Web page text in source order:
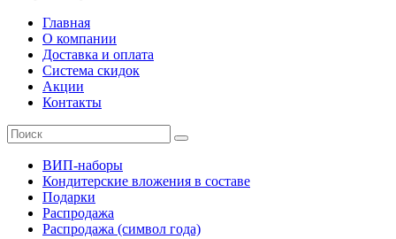
Главная
О компании
Доставка и оплата
Система скидок
Акции
Контакты
ВИП-наборы
Кондитерские вложения в составе
Подарки
Распродажа
Распродажа (символ года)